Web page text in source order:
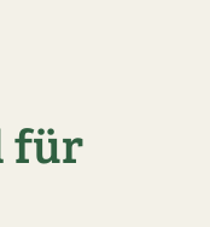
für